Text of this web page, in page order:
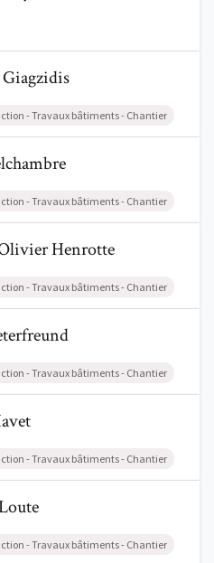
un avocat
nous
Giagzidis
Giagzidis
- Travaux bâtiments - Chantier
- Travaux bâtiments - Chantier
Olivier Henrotte
Henrotte
- Travaux bâtiments - Chantier
- Travaux bâtiments - Chantier
Havet
- Travaux bâtiments - Chantier
Loute
- Travaux bâtiments - Chantier